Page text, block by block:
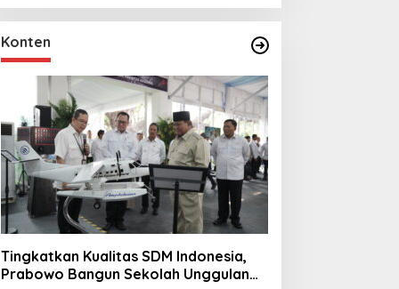
Konten
Tingkatkan Kualitas SDM Indonesia,
Prabowo Bangun Sekolah Unggulan